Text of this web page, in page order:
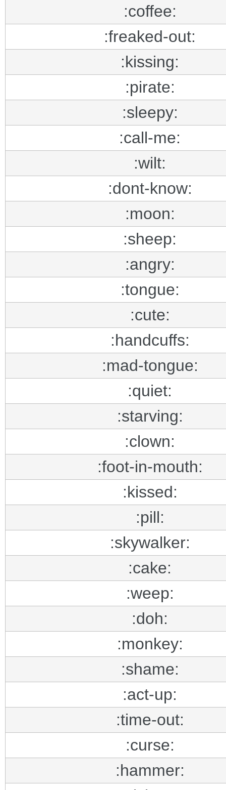
:coffee:
:freaked-out:
:kissing:
:pirate:
:sleepy:
:call-me:
:wilt:
:dont-know:
:moon:
:sheep:
:angry:
:tongue:
:cute:
:handcuffs:
:mad-tongue:
:quiet:
:starving:
:clown:
:foot-in-mouth:
:kissed:
:pill:
:skywalker:
:cake:
:weep:
:doh:
:monkey:
:shame:
:act-up:
:time-out:
:curse:
:hammer: